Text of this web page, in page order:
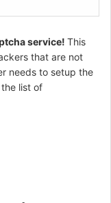
service! This
that are not
needs to setup the
list of